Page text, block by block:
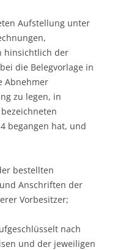
Aufstellung unter
hinsichtlich der
die Belegvorlage in
Abnehmer
zu legen, in
begangen hat, und
bestellten
Anschriften der
Vorbesitzer;
nach
und der jeweiligen